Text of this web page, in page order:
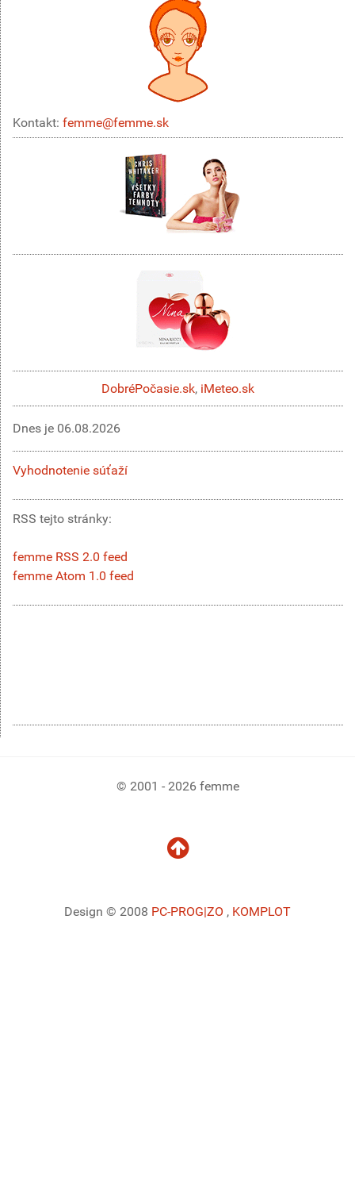
Kontakt: femme@femme.sk
DobréPočasie.sk, iMeteo.sk
Dnes je 06.08.2026
Vyhodnotenie súťaží
RSS tejto stránky:
femme RSS 2.0 feed
femme Atom 1.0 feed
© 2001 - 2026 femme
Design © 2008 PC-PROG|ZO , KOMPLOT